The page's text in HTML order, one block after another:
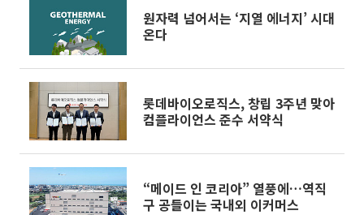
원자력 넘어서는 ‘지열 에너지’ 시대
온다
롯데바이오로직스, 창립 3주년 맞아
컴플라이언스 준수 서약식
“메이드 인 코리아” 열풍에…역직
구 공들이는 국내외 이커머스